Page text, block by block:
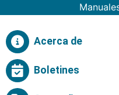
Acerca de
Boletines